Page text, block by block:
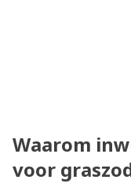
Waarom
voor